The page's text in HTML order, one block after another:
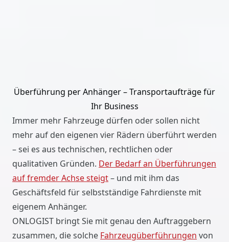
Überführung per Anhänger – Transportaufträge für
Ihr Business
Immer mehr Fahrzeuge dürfen oder sollen nicht
mehr auf den eigenen vier Rädern überführt werden
– sei es aus technischen, rechtlichen oder
qualitativen Gründen. Der Bedarf an Überführungen
auf fremder Achse steigt– und mit ihm das
Geschäftsfeld für selbstständige Fahrdienste mit
eigenem Anhänger.
ONLOGIST bringt Sie mit genau den Auftraggebern
zusammen, die solche Fahrzeugüberführungen von